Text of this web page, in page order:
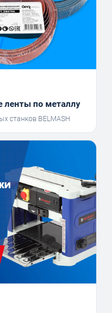
по металлу
станков BELMASH